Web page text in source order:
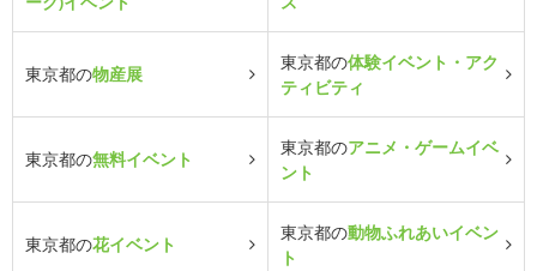
東京都の物産展
東京都の体験イベント・アク
ティビティ
東京都の無料イベント
東京都のアニメ・ゲームイベ
ント
東京都の花イベント
東京都の動物ふれあいイベン
ト